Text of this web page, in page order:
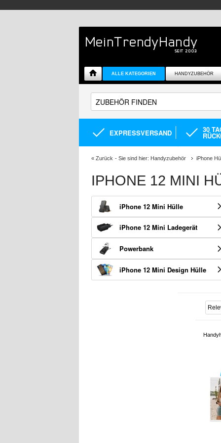
ALLE KATEGORIEN HANDYZUBEHÖR
EXPRESSVERSAND 30
« Zurück - Sie sind hier: Handyzubehör iPhone
IPHONE 12 MINI
iPhone 12 Mini Hülle
iPhone 12 Mini Ladegerät
Powerbank
iPhone 12 Mini Design Hülle